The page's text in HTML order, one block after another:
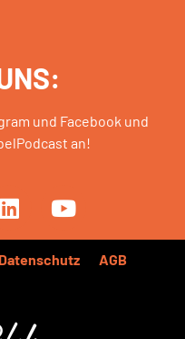
und Facebook und
an!
Datenschutz AGB